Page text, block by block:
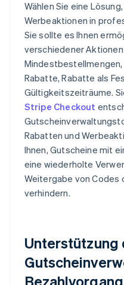
Wählen Sie eine
Werbeaktionen in
Sie sollte es Ihnen
verschiedener
Rabatte, Rabatte als
Gültigkeitszeiträume.
Stripe Checkout
Rabatten und
Ihnen, Gutscheine mit
eine wiederholte
Weitergabe von Codes
verhindern.
Unterstützung
Bezahlvorgang